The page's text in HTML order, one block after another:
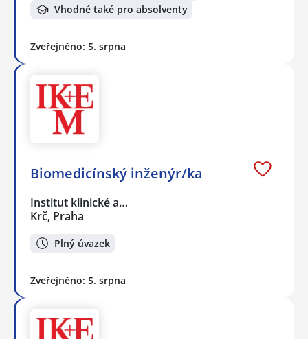
Vhodné také pro absolventy
Zveřejněno: 5. srpna
Biomedicínský inženýr/ka
Institut klinické a…
Krč, Praha
Plný úvazek
Zveřejněno: 5. srpna